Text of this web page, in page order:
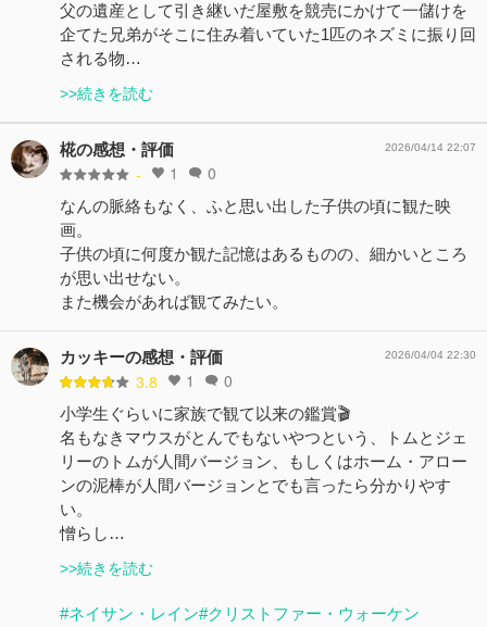
父の遺産として引き継いだ屋敷を競売にかけて一儲けを
企てた兄弟がそこに住み着いていた1匹のネズミに振り回
される物…
>>続きを読む
椛の感想・評価
- 1 0
2026/04/14 22:07
なんの脈絡もなく、ふと思い出した子供の頃に観た映
画。
子供の頃に何度か観た記憶はあるものの、細かいところ
が思い出せない。
また機会があれば観てみたい。
カッキーの感想・評価
3.8 1 0
2026/04/04 22:30
小学生ぐらいに家族で観て以来の鑑賞🎬
名もなきマウスがとんでもないやつという、トムとジェ
リーのトムが人間バージョン、もしくはホーム・アロー
ンの泥棒が人間バージョンとでも言ったら分かりやす
い。
憎らし…
>>続きを読む
#ネイサン・レイン#クリストファー・ウォーケン